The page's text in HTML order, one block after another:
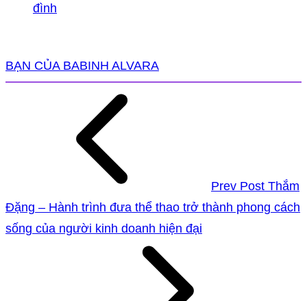
đình
BẠN CỦA BABINH ALVARA
Prev Post Thắm
Đặng – Hành trình đưa thể thao trở thành phong cách
sống của người kinh doanh hiện đại